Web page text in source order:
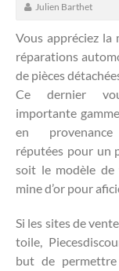
Julien Barthet
Vous appréciez la
réparations
de pièces
Ce dernier
importante
en
réputées pour un
soit le modèle de
mine d’or pour
Si les sites de
toile,
but de